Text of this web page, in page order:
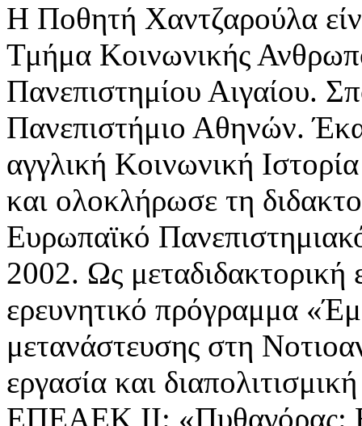
Η Ποθητή Χαντζαρούλα
Τμήμα Κοινωνικής
Πανεπιστημίου Αιγαίου.
Πανεπιστήμιο Αθηνών.
αγγλική Κοινωνική
και ολοκλήρωσε τη
Ευρωπαϊκό
2002. Ως μεταδιδακτορική
ερευνητικό πρόγραμμα
μετανάστευσης στη
εργασία και
ΕΠΕΑΕΚ ΙΙ: «Πυθαγόρας: